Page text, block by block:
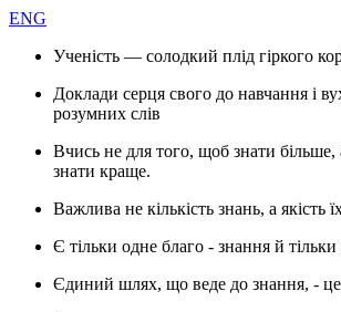
ENG
Ученість — солодкий плід гіркого
Доклади серця свого до навчання і
розумних слів
Вчись не для того, щоб знати
знати краще.
Важлива не кількість знань, а якість
Є тільки одне благо - знання й
Єдиний шлях, що веде до знання, - це